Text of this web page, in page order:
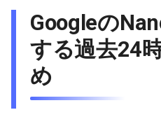
ンプト関連情報
2025-12-26
2025-12-25
2025-12-24
Googleの
する過去24
め